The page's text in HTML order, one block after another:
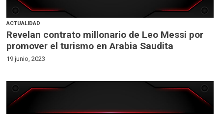
ACTUALIDAD
Revelan contrato millonario de Leo Messi por
promover el turismo en Arabia Saudita
19 junio, 2023